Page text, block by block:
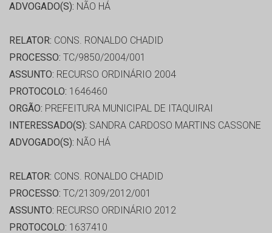
ADVOGADO(S): NÃO HÁ
RELATOR: CONS. RONALDO CHADID
PROCESSO: TC/9850/2004/001
ASSUNTO: RECURSO ORDINÁRIO 2004
PROTOCOLO: 1646460
ORGÃO: PREFEITURA MUNICIPAL DE ITAQUIRAI
INTERESSADO(S): SANDRA CARDOSO MARTINS CASSONE
ADVOGADO(S): NÃO HÁ
RELATOR: CONS. RONALDO CHADID
PROCESSO: TC/21309/2012/001
ASSUNTO: RECURSO ORDINÁRIO 2012
PROTOCOLO: 1637410